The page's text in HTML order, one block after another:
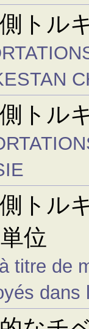
トル
トル
トル
位
titre de
dans